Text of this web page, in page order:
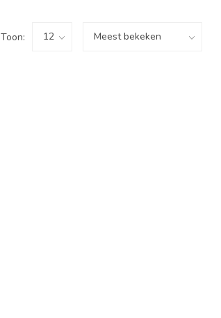
Toon: